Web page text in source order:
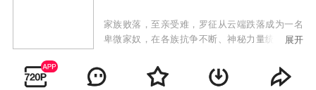
家族败落，至亲受难，罗征从云端跌落成为一名
卑微家奴，在各族抗争不断、神秘力量统治的世
器，一道抗争的序幕，就此轰然拉开。
展开